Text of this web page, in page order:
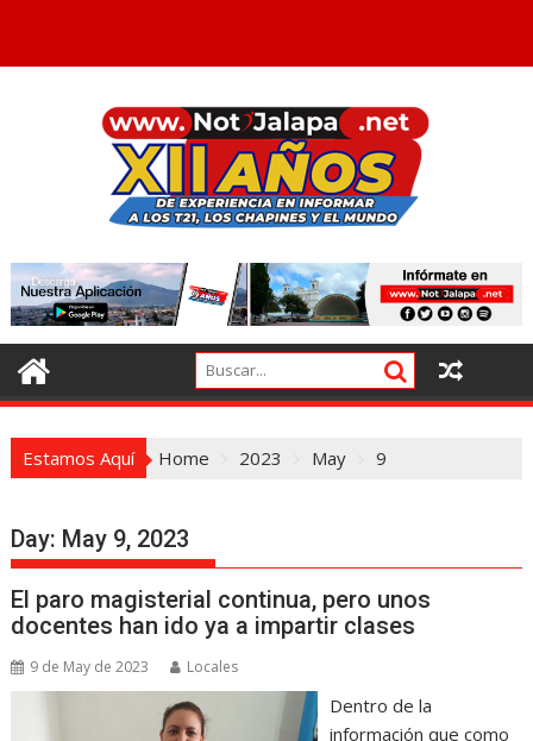
Estamos Aquí Home 2023 May 9
Day: May 9, 2023
El paro magisterial continua, pero unos
docentes han ido ya a impartir clases
9 de May de 2023 Locales
Dentro de la
información que como